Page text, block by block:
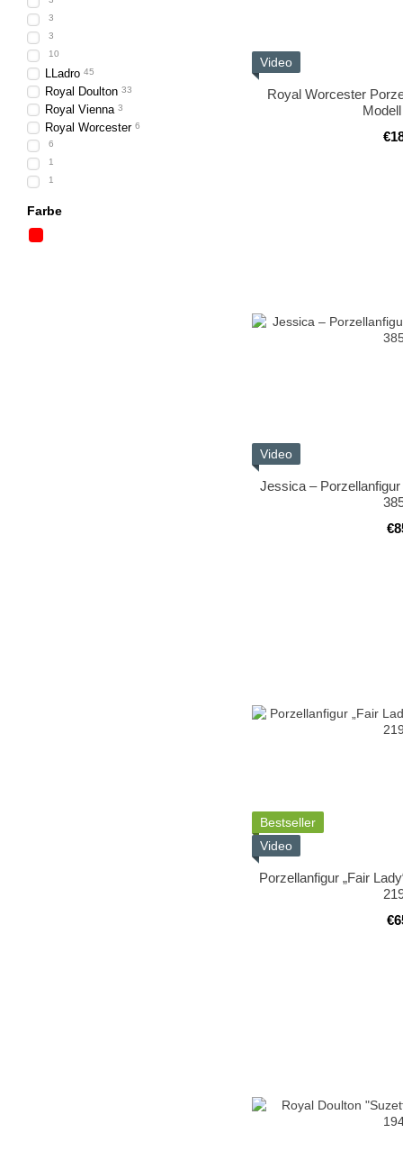
Video
Royal Worcester
Video
Jessica –
Bestseller
Video
Porzellanfigur „Fair
3
3
10
LLadro 45
Royal Doulton 33
Royal Vienna 3
Royal Worcester 6
6
1
1
Farbe